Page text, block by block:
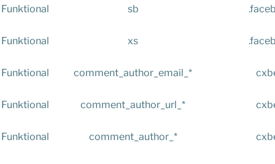
Funktional sb
Funktional xs
Funktional comment_author_email_*
Funktional comment_author_url_*
Funktional comment_author_*